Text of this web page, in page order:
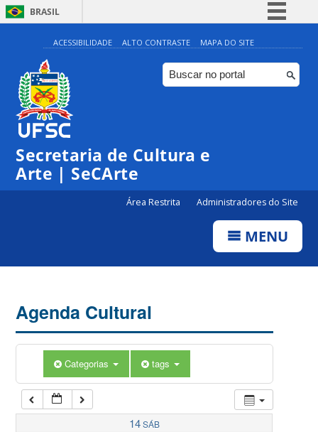
BRASIL
Simplifique!
Comunica BR
Participe
ACESSIBILIDADE ALTO CONTRASTE MAPA DO SITE
Secretaria de Cultura e
Arte | SeCArte
Área Restrita Administradores do Site
MENU
Agenda Cultural
Categorias tags
14SÁB
0:00
1:00
5:00
7:00